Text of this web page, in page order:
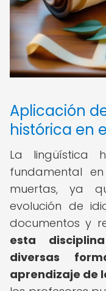
Aplicación
histórica en
La lingüística
fundamental
muertas, ya
evolución de
documentos y
esta
diversas
aprendizaje de